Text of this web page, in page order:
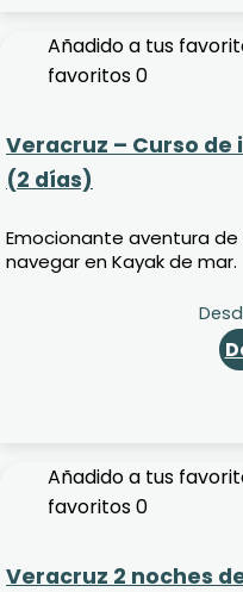
Añadido a tus
favoritos0
Veracruz – Curso de
(2 días)
Emocionante aventura
navegar en Kayak de mar.
Añadido a tus
favoritos0
Veracruz 2 noches